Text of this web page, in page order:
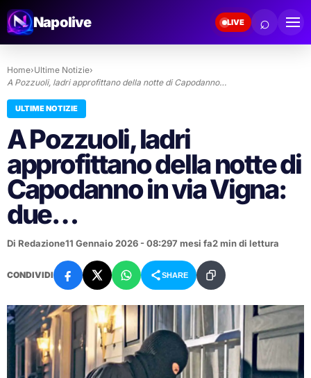
Napolive LIVE ⌕
Home›Ultime Notizie›
A Pozzuoli, ladri approfittano della notte di Capodanno…
ULTIME NOTIZIE
A Pozzuoli, ladri
approfittano della notte di
Capodanno in via Vigna:
due…
Di Redazione11 Gennaio 2026 - 08:297 mesi fa2 min di lettura
CONDIVIDI SHARE